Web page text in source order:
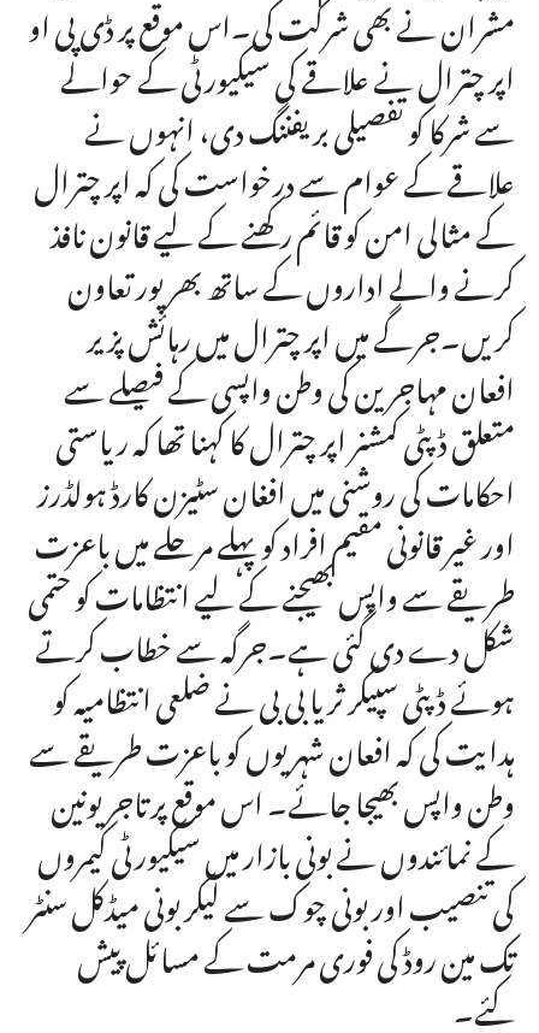
مشران نے بھی شرکت کی۔اس موقع پر ڈی پی او
اپر چترال نے علاقے کی سیکیورٹی کے حوالے
سے شرکا کو تفصیلی بریفننگ دی، انہوں نے
علاقے کے عوام سے درخواست کی کہ اپر چترال
کے مثالی امن کو قائم رکھنے کے لیے قانون نافذ
کرنے والے اداروں کے ساتھ بھرپور تعاون
کریں۔جرگے میں اپر چترال میں رہائش پزیر
افعان مہاجرین کی وطن واپسی کے فیصلے سے
متعلق ڈپٹی کمشنر اپر چترال کا کہنا تھا کہ ریاستی
احکامات کی روشنی میں افغان سٹیزن کارڈ ہولڈرز
اور غیر قانونی مقیم افراد کو پہلے مرحلے میں باعزت
طریقے سے واپس بھیجنے کے لیے انتظامات کو حتمی
شکل دے دی گئی ہے۔جرگہ سے خطاب کرتے
ہوئے ڈپٹی سپیکر ثریا بی بی نے ضلعی انتظامیہ کو
ہدایت کی کہ افعان شہریوں کو باعزت طریقے سے
وطن واپس بھیجا جائے۔ اس موقع پرتاجر یونین
کے نمائندوں نے بونی بازار میں سیکیورٹی کیمروں
کی تنصیب اور بونی چوک سے لیکر بونی میڈکل سنٹر
تک مین روڈ کی فوری مرمت کے مسائل پیش
کئے۔